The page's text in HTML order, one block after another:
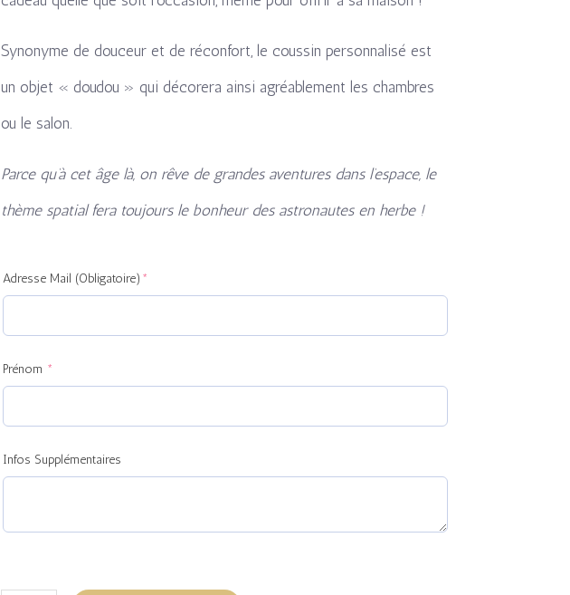
Synonyme de douceur et de réconfort, le coussin personnalisé est
un objet « doudou » qui décorera ainsi agréablement les chambres
ou le salon.
Parce qu’à cet âge là, on rêve de grandes aventures dans l’espace, le
thème spatial fera toujours le bonheur des astronautes en herbe !
Adresse Mail (Obligatoire) *
Prénom *
Infos Supplémentaires